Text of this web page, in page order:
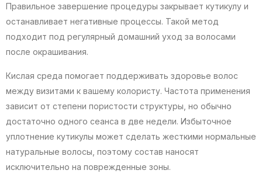
Правильное завершение процедуры закрывает кутикулу и
останавливает негативные процессы. Такой метод
подходит под регулярный домашний уход за волосами
после окрашивания.
Кислая среда помогает поддерживать здоровье волос
между визитами к вашему колористу. Частота применения
зависит от степени пористости структуры, но обычно
достаточно одного сеанса в две недели. Избыточное
уплотнение кутикулы может сделать жесткими нормальные
натуральные волосы, поэтому состав наносят
исключительно на поврежденные зоны.